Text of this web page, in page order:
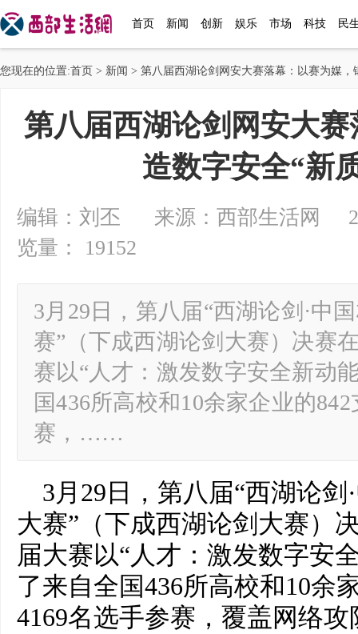
首页 新闻 创新 娱乐 市场 科技 民
您现在的位置:首页 > 新闻 > 第八届西湖论剑网安大赛落幕：以赛为媒，
第八届西湖论剑网安大
造数字安全“新
编辑：刘丕 来源：西部生活网
览量： 19152
3月29日，第八届“西湖论剑·中
赛”（下成西湖论剑大赛）决赛
赛以“人才：激发数字安全新动
国436所高校和10余家企业的
赛，……
3月29日，第八届“西湖论
大赛”（下成西湖论剑大赛）
届大赛以“人才：激发数字安
了来自全国436所高校和10余
4169名选手参赛，覆盖网络